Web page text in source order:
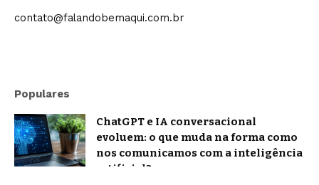
contato@falandobemaqui.com.br
Populares
ChatGPT e IA conversacional
evoluem: o que muda na forma como
nos comunicamos com a inteligência
artificial?